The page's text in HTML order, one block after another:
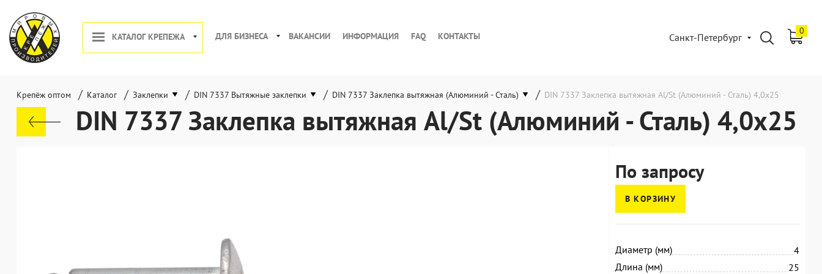
КАТАЛОГ КРЕПЕЖА ДЛЯ БИЗНЕСА ВАКАНСИИ ИНФОРМАЦИЯ FAQ КОНТАКТЫ Санкт-Петербург
0
Крепёж оптом / Каталог / Заклепки / DIN 7337 Вытяжные заклепки / DIN 7337 Заклепка вытяжная (Алюминий - Сталь) / DIN 7337 Заклепка вытяжная Al/St (Алюминий - Сталь) 4,0x25
DIN 7337 Заклепка вытяжная Al/St (Алюминий - Сталь) 4,0x25
По запросу
В КОРЗИНУ
Диаметр (мм)
4
Длина (мм)
25